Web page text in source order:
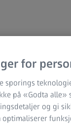
for
sporings
på «Godta
og gi